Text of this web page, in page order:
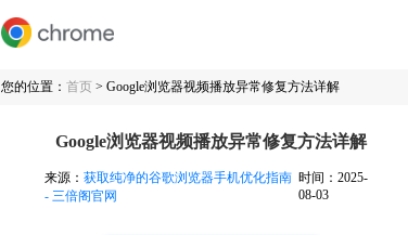
您的位置： 首页 > Google浏览器视频播放异常修复方法详解
Google浏览器视频播放异常修复方法详解
来源： 获取纯净的谷歌浏览器手机优化指南
- 三倍阁官网
时间：2025-
08-03